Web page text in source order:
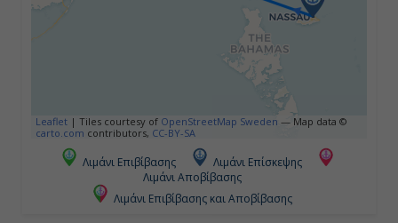
Leaflet | Tiles courtesy of OpenStreetMap Sweden — Map data ©
carto.com contributors, CC-BY-SA
Λιμάνι Επιβίβασης
Λιμάνι Επίσκεψης
Λιμάνι Αποβίβασης
Λιμάνι Επιβίβασης και Αποβίβασης